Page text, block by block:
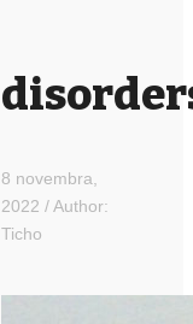
8 novembra,
2022 /Author:
Ticho